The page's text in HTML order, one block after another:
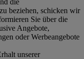
beziehen, schicken wir
Sie über die
Angebote,
oder Werbeangebote
unserer